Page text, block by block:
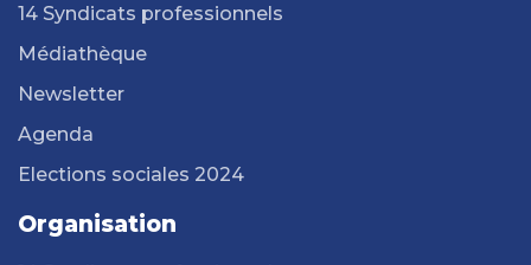
14 Syndicats professionnels
Médiathèque
Newsletter
Agenda
Elections sociales 2024
Organisation